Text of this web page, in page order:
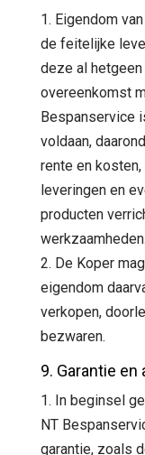
1. Eigendom
de feitelijke
deze al
overeenkomst
Bespanservice
voldaan,
rente en
leveringen en
producten
werkzaamheden.
2. De Koper
eigendom
verkopen,
bezwaren.
9. Garantie
1. In beginsel
NT
garantie, zoals